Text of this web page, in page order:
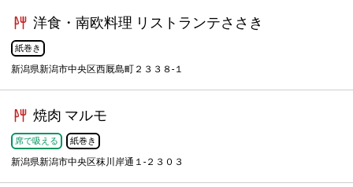
洋食・南欧料理 リストランテささき
紙巻き
新潟県新潟市中央区西厩島町２３３８-１
焼肉 マルモ
席で吸える 紙巻き
新潟県新潟市中央区秣川岸通１-２３０３